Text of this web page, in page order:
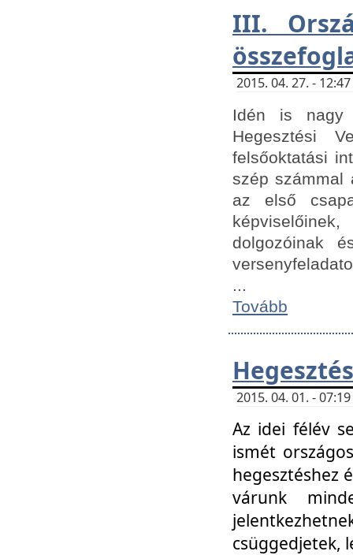
III.
2015. 04. 27. -
Idén is nagy
Hegesztési
felsőoktatási
szép számmal
az első
dolgozóinak
...
Tovább
2015. 04. 01. -
Az idei félév
ismét
hegesztéshez
várunk
csüggedjetek,